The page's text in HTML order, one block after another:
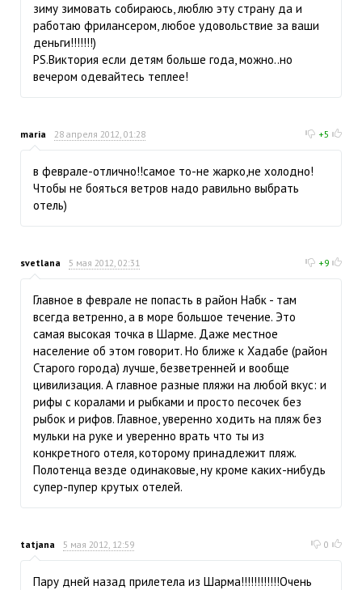
зиму зимовать собираюсь, люблю эту страну да и
работаю фрилансером, любое удовольствие за ваши
деньги!!!!!!!)
PS.Виктория если детям больше года, можно..но
вечером одевайтесь теплее!
maria 28 апреля 2012, 01:28 +5
в феврале-отлично!!самое то-не жарко,не холодно!
Чтобы не бояться ветров надо равильно выбрать
отель)
svetlana 5 мая 2012, 02:31 +9
Главное в феврале не попасть в район Набк - там
всегда ветренно, а в море большое течение. Это
самая высокая точка в Шарме. Даже местное
население об этом говорит. Но ближе к Хадабе (район
Старого города) лучше, безветренней и вообще
цивилизация. А главное разные пляжи на любой вкус: и
рифы с коралами и рыбками и просто песочек без
рыбок и рифов. Главное, уверенно ходить на пляж без
мульки на руке и уверенно врать что ты из
конкретного отеля, которому принадлежит пляж.
Полотенца везде одинаковые, ну кроме каких-нибудь
супер-пупер крутых отелей.
tatjana 5 мая 2012, 12:59 0
Пару дней назад прилетела из Шарма!!!!!!!!!!!!Очень